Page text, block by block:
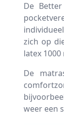
De
zich op
latex
De
weer een